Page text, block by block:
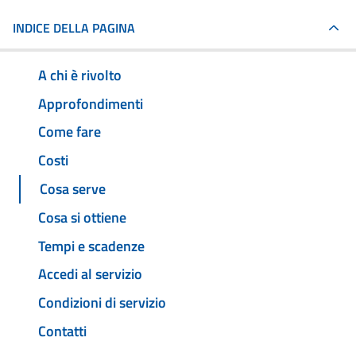
INDICE DELLA PAGINA
A chi è rivolto
Approfondimenti
Come fare
Costi
Cosa serve
Cosa si ottiene
Tempi e scadenze
Accedi al servizio
Condizioni di servizio
Contatti